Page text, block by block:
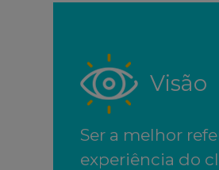
Visão
Ser a melhor
experiência do